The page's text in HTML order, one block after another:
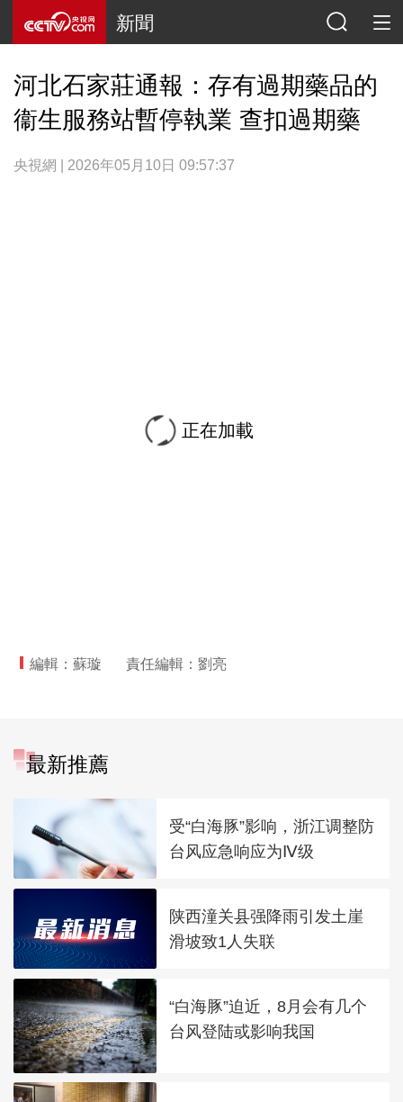
新聞
河北石家莊通報：存有過期藥品的
衞生服務站暫停執業 查扣過期藥
央視網 | 2026年05月10日 09:57:37
正在加載
編輯：蘇璇 責任編輯：劉亮
最新推薦
受“白海豚”影响，浙江调整防
台风应急响应为Ⅳ级
陕西潼关县强降雨引发土崖
滑坡致1人失联
“白海豚”迫近，8月会有几个
台风登陆或影响我国